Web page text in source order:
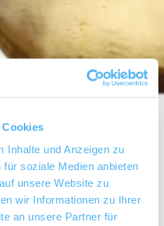
Cookies
Inhalte und Anzeigen zu
soziale Medien anbieten
unsere Website zu
wir Informationen zu Ihrer
an unsere Partner für